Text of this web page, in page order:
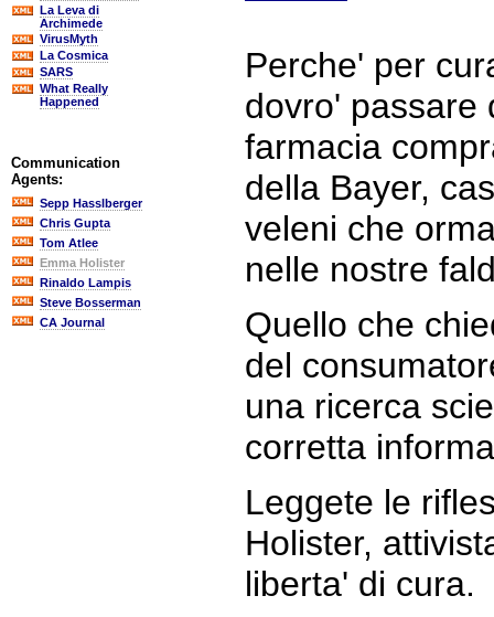
La Leva di
Archimede
VirusMyth
La Cosmica
SARS
What Really
Happened
Communication
Agents:
Sepp Hasslberger
Chris Gupta
Tom Atlee
Emma Holister
Rinaldo Lampis
Steve Bosserman
CA Journal
Perche' per
dovro' passare
farmacia
della Bayer,
veleni che
nelle nostre
Quello che
del
una ricerca
corretta
Leggete le
Holister,
liberta' di cura.